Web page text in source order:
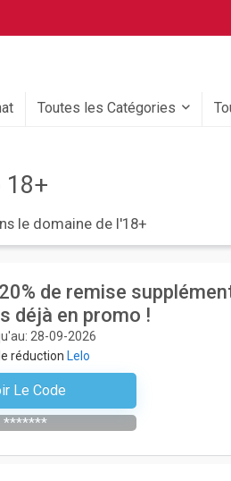
Toutes les Catégories
18+
le domaine de l'18+
20% de remise
déjà en promo !
28-09-2026
réduction Lelo
Le Code
*******